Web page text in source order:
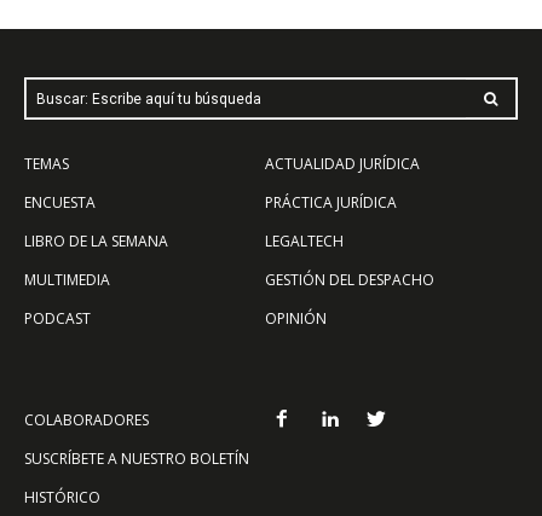
Buscar: Escribe aquí tu búsqueda
TEMAS
ENCUESTA
LIBRO DE LA SEMANA
MULTIMEDIA
PODCAST
ACTUALIDAD JURÍDICA
PRÁCTICA JURÍDICA
LEGALTECH
GESTIÓN DEL DESPACHO
OPINIÓN
COLABORADORES
SUSCRÍBETE A NUESTRO BOLETÍN
HISTÓRICO